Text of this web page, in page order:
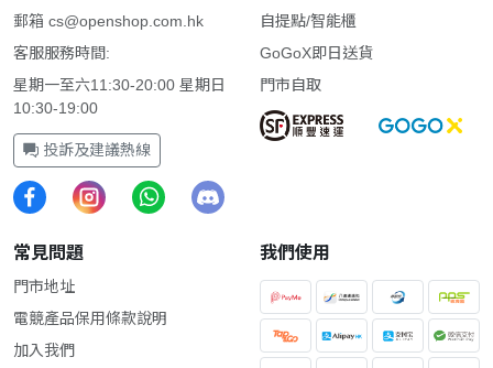
郵箱 cs@openshop.com.hk
客服服務時間:
星期一至六11:30-20:00 星期日
10:30-19:00
投訴及建議熱線
自提點/智能櫃
GoGoX即日送貨
門市自取
常見問題
門市地址
電競產品保用條款說明
加入我們
我們使用